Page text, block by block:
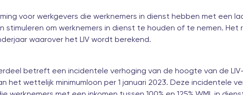
voor werkgevers die werknemers in dienst hebben met een
om werknemers in dienst te houden of te nemen. Het
waarover het LIV wordt berekend.
betreft een incidentele verhoging van de hoogte van de
het wettelijk minimumloon per 1 januari 2023. Deze incidentele